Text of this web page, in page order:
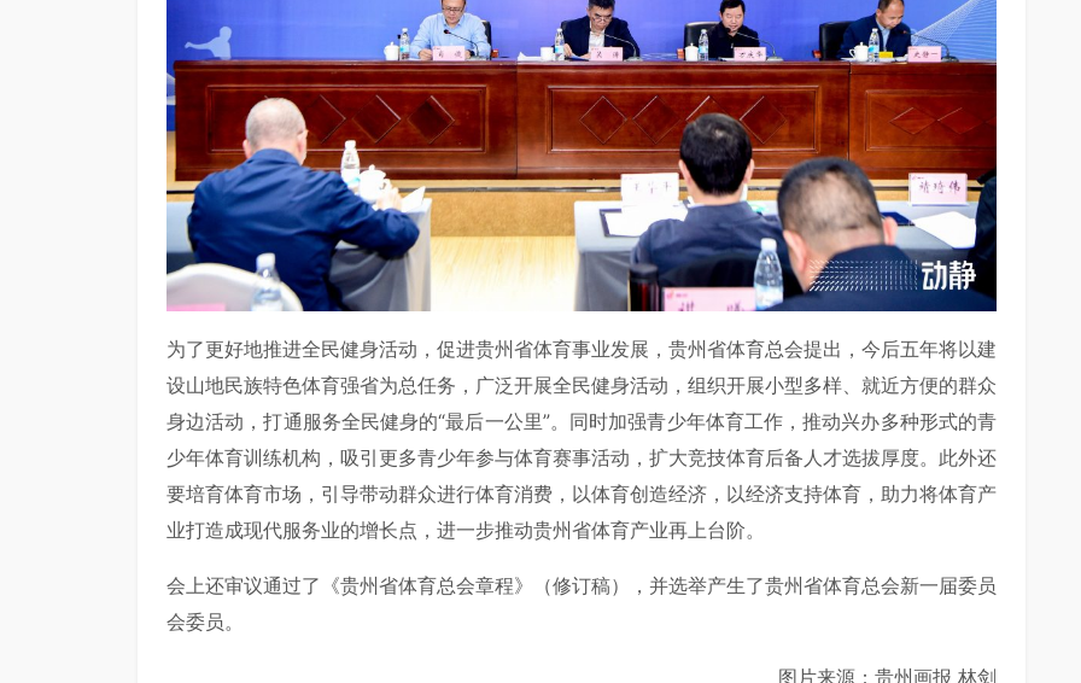
为了更好地推进全民健身活动，促进贵州省体育事业发展，贵州省体育总会提出，今后五年将以建
设山地民族特色体育强省为总任务，广泛开展全民健身活动，组织开展小型多样、就近方便的群众
身边活动，打通服务全民健身的“最后一公里”。同时加强青少年体育工作，推动兴办多种形式的青
少年体育训练机构，吸引更多青少年参与体育赛事活动，扩大竞技体育后备人才选拔厚度。此外还
要培育体育市场，引导带动群众进行体育消费，以体育创造经济，以经济支持体育，助力将体育产
业打造成现代服务业的增长点，进一步推动贵州省体育产业再上台阶。
会上还审议通过了《贵州省体育总会章程》（修订稿），并选举产生了贵州省体育总会新一届委员
会委员。
图片来源：贵州画报 林剑